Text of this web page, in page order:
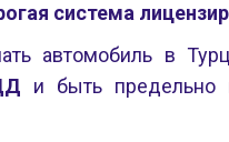
система
автомобиль в
и быть предельно